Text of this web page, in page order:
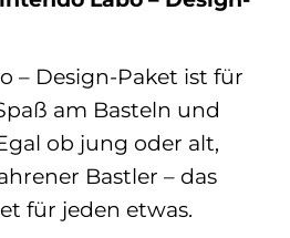
– Design-Paket ist für
am Basteln und
ob jung oder alt,
Bastler – das
für jeden etwas.